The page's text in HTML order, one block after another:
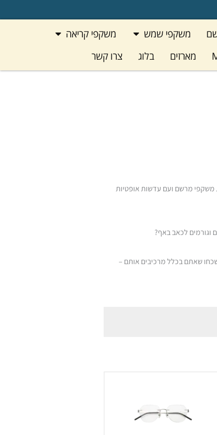
משקפי שמש פתח משקפי שמש
משקפי קריאה פתח משקפי קריאה
מארזים בלוג צרו קשר
מרשם ועם עדשות אופטיות
וגורמים לכאב באף?
שאתם בכלל מרכיבים אותם –